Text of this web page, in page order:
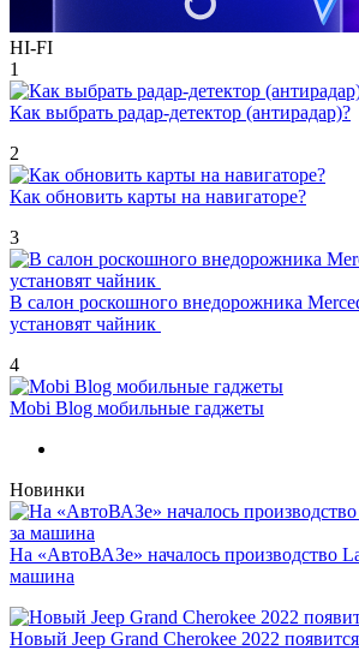
HI-FI
1
Как выбрать радар-детектор (антирадар)?
2
Как обновить карты на навигаторе?
3
В салон роскошного внедорожника
установят чайник
4
Mobi Blog мобильные гаджеты
Новинки
На «АвтоВАЗе» началось производство
машина
Новый Jeep Grand Cherokee 2022